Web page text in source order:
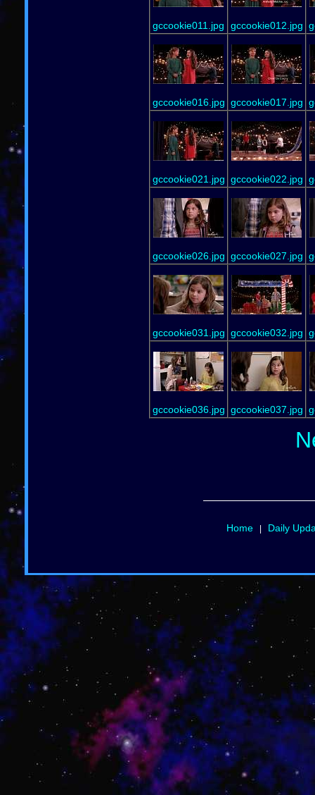
gccookie011.jpg gccookie012.jpg
gccookie016.jpg gccookie017.jpg
gccookie021.jpg gccookie022.jpg
gccookie026.jpg gccookie027.jpg
gccookie031.jpg gccookie032.jpg
gccookie036.jpg gccookie037.jpg
Home| Daily